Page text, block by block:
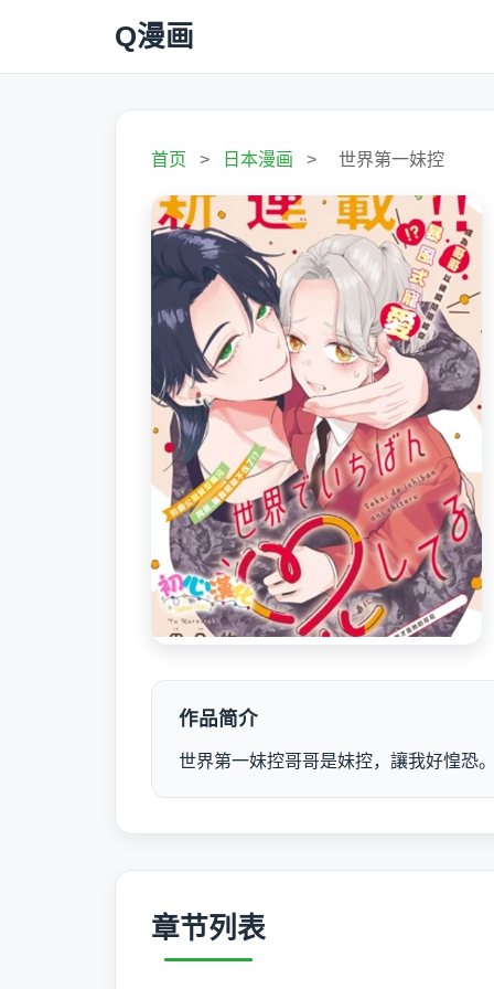
Q漫画
首页 > 日本漫画 > 世界第一妹控
作品简介
世界第一妹控哥哥是妹控，讓我好惶恐
章节列表